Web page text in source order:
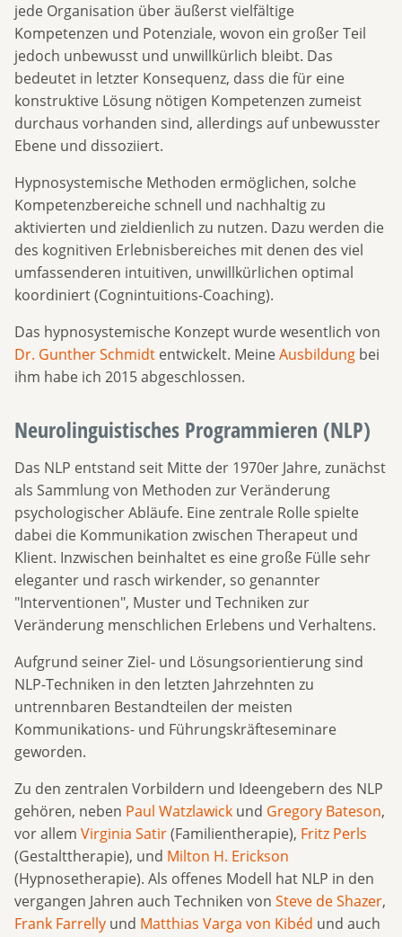
jede Organisation über äußerst vielfältige
Kompetenzen und Potenziale, wovon ein großer Teil
jedoch unbewusst und unwillkürlich bleibt. Das
bedeutet in letzter Konsequenz, dass die für eine
konstruktive Lösung nötigen Kompetenzen zumeist
durchaus vorhanden sind, allerdings auf unbewusster
Ebene und dissoziiert.
Hypnosystemische Methoden ermöglichen, solche
Kompetenzbereiche schnell und nachhaltig zu
aktivierten und zieldienlich zu nutzen. Dazu werden die
des kognitiven Erlebnisbereiches mit denen des viel
umfassenderen intuitiven, unwillkürlichen optimal
koordiniert (Cognintuitions-Coaching).
Das hypnosystemische Konzept wurde wesentlich von
Dr. Gunther Schmidt entwickelt. MeineAusbildung bei
ihm habe ich 2015 abgeschlossen.
Neurolinguistisches Programmieren (NLP)
Das NLP entstand seit Mitte der 1970er Jahre, zunächst
als Sammlung von Methoden zur Veränderung
psychologischer Abläufe. Eine zentrale Rolle spielte
dabei die Kommunikation zwischen Therapeut und
Klient. Inzwischen beinhaltet es eine große Fülle sehr
eleganter und rasch wirkender, so genannter
"Interventionen", Muster und Techniken zur
Veränderung menschlichen Erlebens und Verhaltens.
Aufgrund seiner Ziel- und Lösungsorientierung sind
NLP-Techniken in den letzten Jahrzehnten zu
untrennbaren Bestandteilen der meisten
Kommunikations- und Führungskräfteseminare
geworden.
Zu den zentralen Vorbildern und Ideengebern des NLP
gehören, neben Paul Watzlawick und Gregory Bateson,
vor allem Virginia Satir(Familientherapie), Fritz Perls
(Gestalttherapie), und Milton H. Erickson
(Hypnosetherapie). Als offenes Modell hat NLP in den
vergangen Jahren auch Techniken von Steve de Shazer,
Frank Farrelly und Matthias Varga von Kibéd und auch